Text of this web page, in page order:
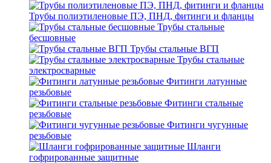
Трубы полиэтиленовые ПЭ, ПНД, фитинги и фланцы
Трубы стальные
бесшовные
Трубы стальные ВГП
Трубы стальные
электросварные
Фитинги латунные
резьбовые
Фитинги стальные
резьбовые
Фитинги чугунные
резьбовые
Шланги
гофрированные защитные